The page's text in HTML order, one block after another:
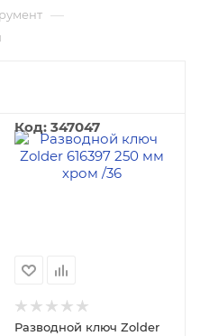
—
Код: 347047
Разводной ключ Zolder